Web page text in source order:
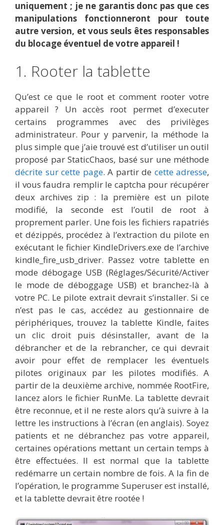
uniquement ; je ne garantis donc pas que ces
manipulations fonctionneront pour toute
autre version, et vous seuls êtes responsables
du blocage éventuel de votre appareil !
1. Rooter la tablette
Qu’est ce que le root et comment rooter votre
appareil ? Un accès root permet d’executer
certains programmes avec des privilèges
administrateur. Pour y parvenir, la méthode la
plus simple que j’aie trouvé est d’utiliser un outil
proposé par StaticChaos, basé sur une méthode
décrite sur cette page. A partir de cette adresse,
il vous faudra remplir le captcha pour récupérer
deux archives zip : la première est un pilote
modifié, la seconde est l’outil de root à
proprement parler. Une fois les fichiers rapatriés
et dézippés, procédez à l’extraction du pilote en
exécutant le fichier KindleDrivers.exe de l’archive
kindle_fire_usb_driver. Passez votre tablette en
mode débogage USB (Réglages/Sécurité/Activer
le mode de déboggage USB) et branchez-là à
votre PC. Le pilote extrait devrait s’installer. Si ce
n’est pas le cas, accédez au gestionnaire de
périphériques, trouvez la tablette Kindle, faites
un clic droit puis désinstaller, avant de la
débrancher et de la rebrancher, ce qui devrait
avoir pour effet de remplacer les éventuels
pilotes originaux par les pilotes modifiés. A
partir de la deuxième archive, nommée RootFire,
lancez alors le fichier RunMe. La tablette devrait
être reconnue, et il ne reste alors qu’à suivre à la
lettre les instructions à l’écran (en anglais). Soyez
patients et ne débranchez pas votre appareil,
certaines opérations mettant un certain temps à
être effectuées. Il est normal que la tablette
redémarre un certain nombre de fois. A la fin de
l’opération, le programme Superuser est installé,
et la tablette devrait être rootée !